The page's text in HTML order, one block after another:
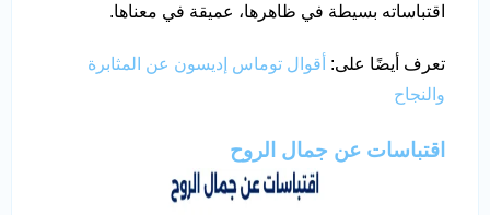
اقتباساته بسيطة في ظاهرها، عميقة في معناها.
تعرف أيضًا على: أقوال توماس إديسون عن المثابرة
والنجاح
اقتباسات عن جمال الروح